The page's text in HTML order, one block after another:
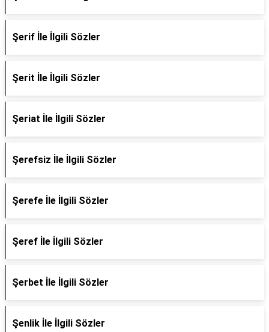
Şerif İle İlgili Sözler
Şerit İle İlgili Sözler
Şeriat İle İlgili Sözler
Şerefsiz İle İlgili Sözler
Şerefe İle İlgili Sözler
Şeref İle İlgili Sözler
Şerbet İle İlgili Sözler
Şenlik İle İlgili Sözler